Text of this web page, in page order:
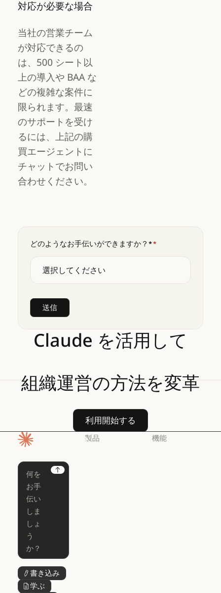
対応が必要な場合
当社の営業チーム
が対応できるの
は、500 シート以
上の導入や BAA な
どの複雑な案件に
限られます。最速
のサポートを受け
るには、上記の購
買エージェントに
チャットでお問い
合わせください。
どのようなお手伝いができますか？**
Claude を活用して
組織運営の方法を変革
利用開始する
利用開始する
Next
書き込み
ボタンテキスト
学ぶ
ボタンテキスト
製品 機能